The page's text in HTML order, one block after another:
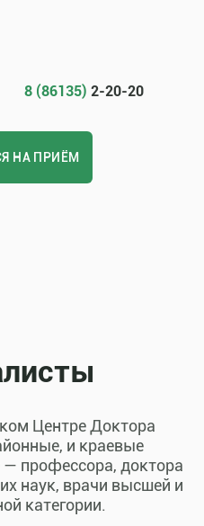
8 (86135) 2-20-20
НА ПРИЁМ
Центре Доктора
и краевые
— профессора, доктора
наук, врачи высшей и
категории.